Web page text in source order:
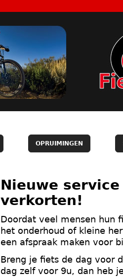
OPRUIMINGEN
Nieuwe
verkorten!
Doordat veel mensen hun
het onderhoud of kleine
een afspraak maken voor
Breng je fiets de dag voor
dag zelf voor 9u, dan heb